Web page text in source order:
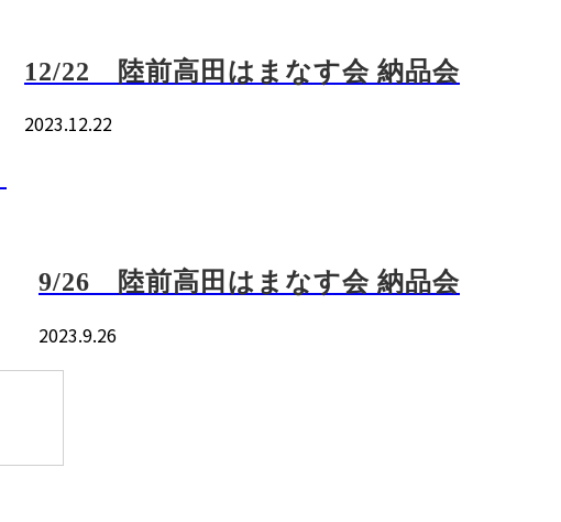
12/22 陸前高田はまなす会 納品会
2023.12.22
9/26 陸前高田はまなす会 納品会
2023.9.26